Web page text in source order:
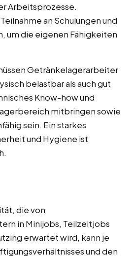
Arbeitsprozesse.
an Schulungen und
um die eigenen Fähigkeiten
Getränkelagerarbeiter
belastbar als auch gut
Know-how und
mitbringen sowie
sein. Ein starkes
und Hygiene ist
die von
in Minijobs, Teilzeitjobs
erwartet wird, kann je
und den